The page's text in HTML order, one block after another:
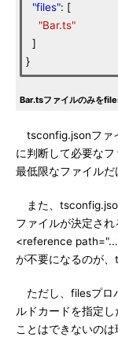
"files": [
"Bar.ts"
]
}
Bar.tsファイルのみを
tsconfig.jsonファ
に判断して必要な
最低限なファイルだ
また、
ファイルが決定さ
<reference
が不要になるのが
ただし、filesプロ
ルドカードを指定
ことはできないのは